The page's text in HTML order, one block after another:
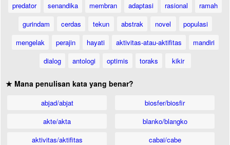
predator
senandika membran adaptasi rasional
ramah
gurindam
cerdas tekun abstrak novel
populasi
mengelak
perajin hayati aktivitas-atau-aktifitas
mandiri
dialog
antologi optimis toraks kikir
★ Mana penulisan kata yang benar?
abjad/abjat
akte/akta
aktivitas/aktifitas
biosfer/biosfir
blanko/blangko
cabai/cabe